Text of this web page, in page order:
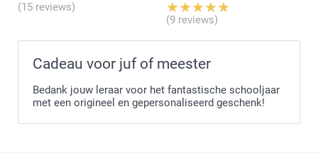
(15 reviews)
(9 reviews)
Cadeau voor juf of meester
Bedank jouw leraar voor het fantastische schooljaar
met een origineel en gepersonaliseerd geschenk!